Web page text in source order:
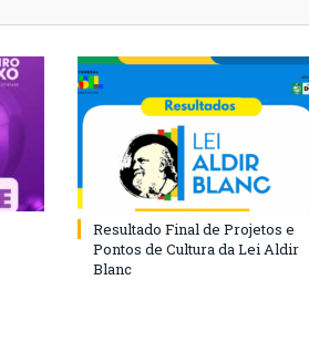
Resultado Final de Projetos e
Pontos de Cultura da Lei Aldir
Blanc